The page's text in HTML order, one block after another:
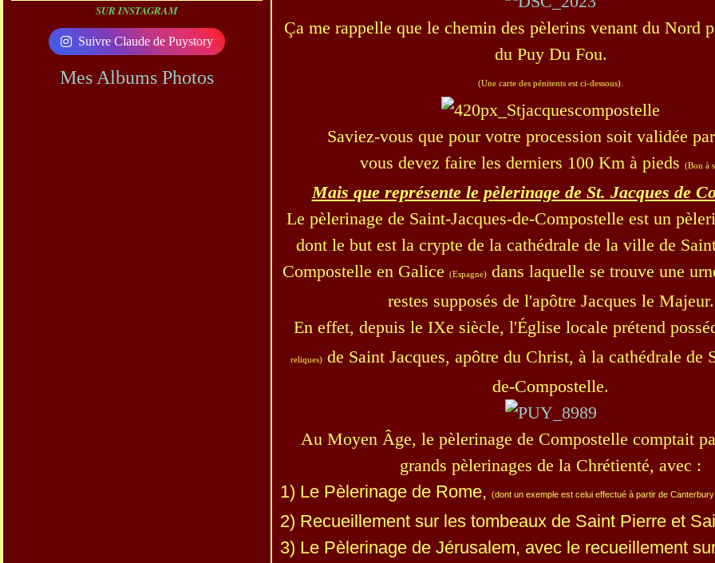
SUR INSTAGRAM
Suivre Claude de Puystory
Mes Albums Photos
Ça me rappelle que le chemin des pèlerins venant du Nord
du Puy Du Fou.
(Une carte des pénitents est ci-dessous).
Saviez-vous que pour votre procession soit validée
vous devez faire les derniers 100 Km à pieds
(Bon à
Mais que représente le pèlerinage de St. Jacques de
Le pèlerinage de Saint-Jacques-de-Compostelle est un
dont le but est la crypte de la cathédrale de la ville de
Compostelle en Galice
(Espagne) dans laquelle se trouve une
restes supposés de l'apôtre Jacques le Majeur.
En effet, depuis le IXe siècle, l'Église locale prétend
reliques) de Saint Jacques, apôtre du Christ, à la cathédrale de
de-Compostelle.
Au Moyen Âge, le pèlerinage de Compostelle comptait
grands pèlerinages de la Chrétienté, avec :
1) Le Pèlerinage de Rome, (dont un exemple est celui effectué à partir de
2) Recueillement sur les tombeaux de Saint Pierre et
3) Le Pèlerinage de Jérusalem, avec le recueillement